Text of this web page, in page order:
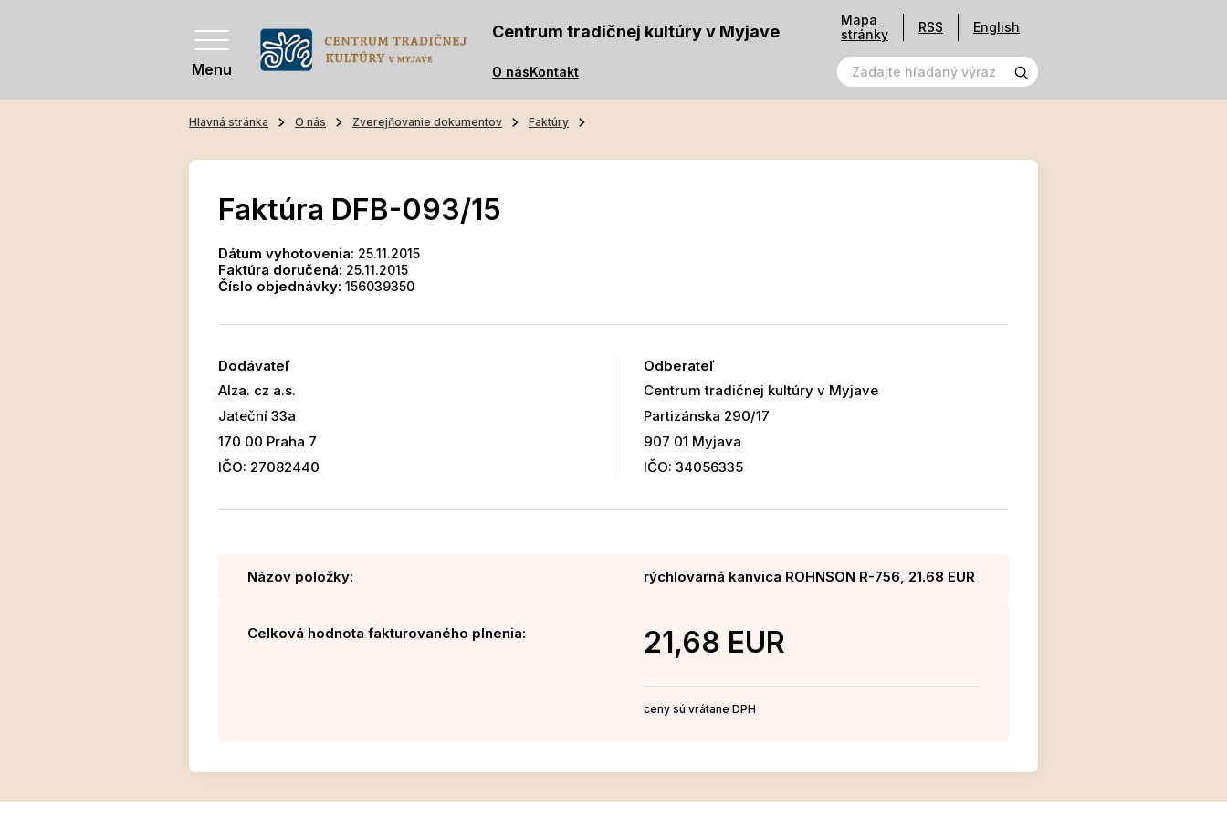
Menu
Centrum tradičnej kultúry v Myjave
O násKontakt
Mapa
stránky
RSS English
Hlavná stránka O nás Zverejňovanie dokumentov Faktúry
Faktúra DFB-093/15
Dátum vyhotovenia: 25.11.2015
Faktúra doručená: 25.11.2015
Číslo objednávky: 156039350
Dodávateľ
Alza. cz a.s.
Jateční 33a
170 00 Praha 7
IČO: 27082440
Odberateľ
Centrum tradičnej kultúry v Myjave
Partizánska 290/17
907 01 Myjava
IČO: 34056335
Názov položky: rýchlovarná kanvica ROHNSON R-756, 21.68 EUR
Celková hodnota fakturovaného plnenia: 21,68 EUR
ceny sú vrátane DPH